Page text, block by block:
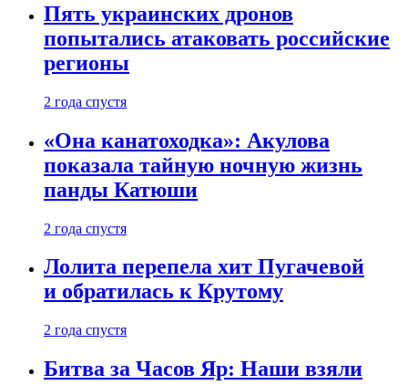
Пять украинских дронов
попытались атаковать российские
регионы
2 года спустя
«Она канатоходка»: Акулова
показала тайную ночную жизнь
панды Катюши
2 года спустя
Лолита перепела хит Пугачевой
и обратилась к Крутому
2 года спустя
Битва за Часов Яр: Наши взяли